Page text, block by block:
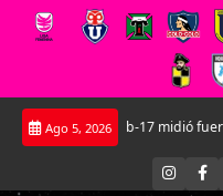
Saltar
Ago 5, 2026
La Roja Sub-17 midió fuerzas